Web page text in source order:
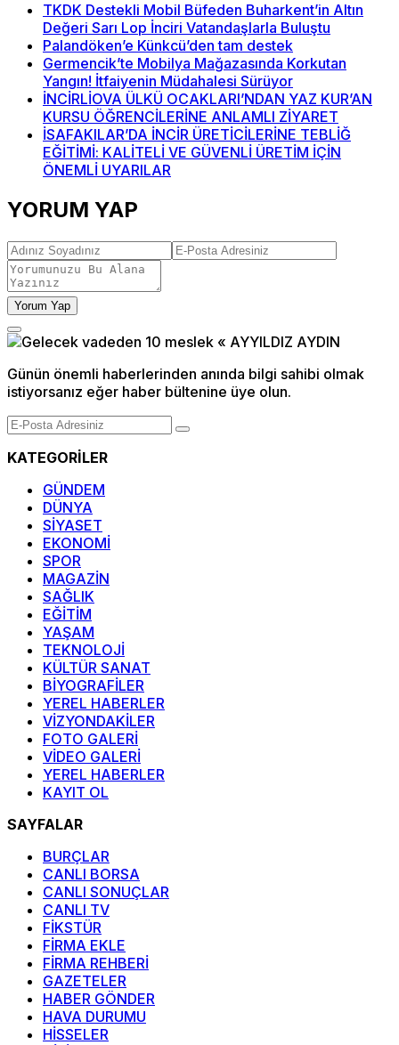
TKDK Destekli Mobil Büfeden Buharkent’in Altın
Değeri Sarı Lop İnciri Vatandaşlarla Buluştu
Palandöken’e Künkcü’den tam destek
Germencik’te Mobilya Mağazasında Korkutan
Yangın! İtfaiyenin Müdahalesi Sürüyor
İNCİRLİOVA ÜLKÜ OCAKLARI’NDAN YAZ KUR’AN
KURSU ÖĞRENCİLERİNE ANLAMLI ZİYARET
İSAFAKILAR’DA İNCİR ÜRETİCİLERİNE TEBLİĞ
EĞİTİMİ: KALİTELİ VE GÜVENLİ ÜRETİM İÇİN
ÖNEMLİ UYARILAR
YORUM YAP
Yorum Yap
Günün önemli haberlerinden anında bilgi sahibi olmak
istiyorsanız eğer haber bültenine üye olun.
KATEGORİLER
GÜNDEM
DÜNYA
SİYASET
EKONOMİ
SPOR
MAGAZİN
SAĞLIK
EĞİTİM
YAŞAM
TEKNOLOJİ
KÜLTÜR SANAT
BİYOGRAFİLER
YEREL HABERLER
VİZYONDAKİLER
FOTO GALERİ
VİDEO GALERİ
YEREL HABERLER
KAYIT OL
SAYFALAR
BURÇLAR
CANLI BORSA
CANLI SONUÇLAR
CANLI TV
FİKSTÜR
FİRMA EKLE
FİRMA REHBERİ
GAZETELER
HABER GÖNDER
HAVA DURUMU
HİSSELER